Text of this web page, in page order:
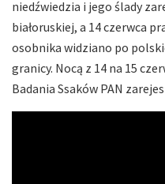
niedźwiedzia i jego ślady
białoruskiej, a 14 czerwca
osobnika widziano po
granicy. Nocą z 14 na 15
Badania Ssaków PAN